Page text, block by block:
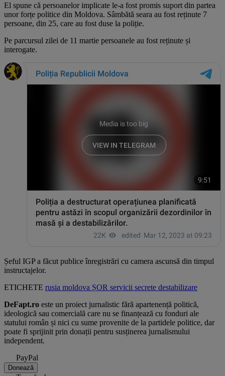
El spune că persoanelor implicate le-a fost promis suport din partea
unor forțe politice din Moldova. Sâmbătă seara au fost reținute 7
persoane, din 25, care au fost duse la poliție.
Pe parcursul zilei de 11 martie persoanele au fost reținute și
interogate.
Șeful IGP a făcut publice înregistrări cu camera ascunsă din timpul
instructajelor.
ETICHETE rusia moldova ȘOR servicii secrete destabilizare
DeFapt.ro este un proiect jurnalistic fără apartenență politică,
ideologică sau comercială care nu se finanțează cu fonduri ale
statului român și nici cu sume provenite de la partidele politice, dar
poate fi sprijinit prin donații pentru susținerea jurnalismului
independent.
PayPal
Donează